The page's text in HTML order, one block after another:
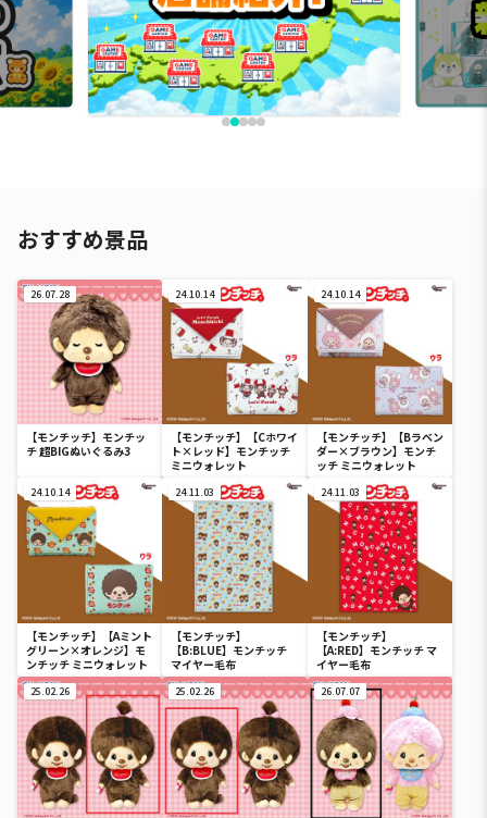
おすすめ景品
26.07.28
【モンチッチ】モンチッ
チ 超BIGぬいぐるみ3
24.10.14
【モンチッチ】【Cホワイ
ト×レッド】モンチッチ
ミニウォレット
24.10.14
【モンチッチ】【Bラベン
ダー×ブラウン】モンチ
ッチ ミニウォレット
24.10.14
【モンチッチ】【Aミント
グリーン×オレンジ】モ
ンチッチ ミニウォレット
24.11.03
【モンチッチ】
【B:BLUE】モンチッチ
マイヤー毛布
24.11.03
【モンチッチ】
【A:RED】モンチッチ マ
イヤー毛布
25.02.26 25.02.26 26.07.07